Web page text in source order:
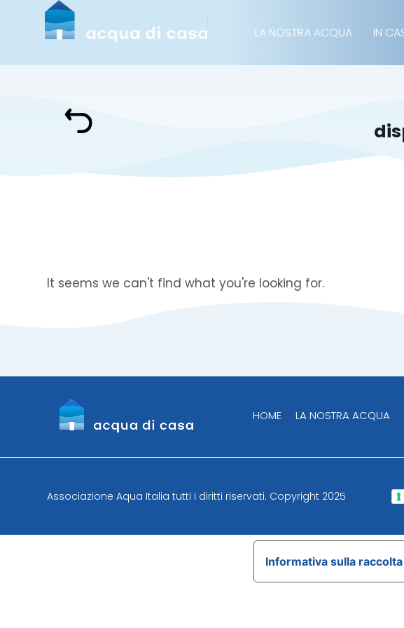
LA NOSTRA ACQUA IN
It seems we can't find what you're looking for.
HOME LA NOSTRA ACQUA
Associazione Aqua Italia tutti i diritti riservati. Copyright 2025
Informativa sulla raccolta